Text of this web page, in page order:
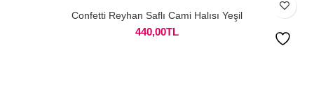
Confetti Reyhan Saflı Cami Halısı Yeşil
440,00TL